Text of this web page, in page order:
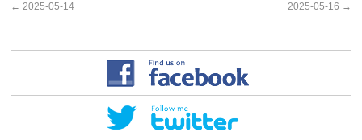
← 2025-05-14 2025-05-16 →